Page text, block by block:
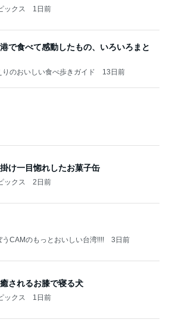
ックス 1日前
で食べて感動したもの、いろいろまと
りのおいしい食べ歩きガイド 13日前
CAMのもっとおいしい台湾!!!!
されるお膝で寝る犬
ックス 1日前
Workshop
ファン Dのブログ